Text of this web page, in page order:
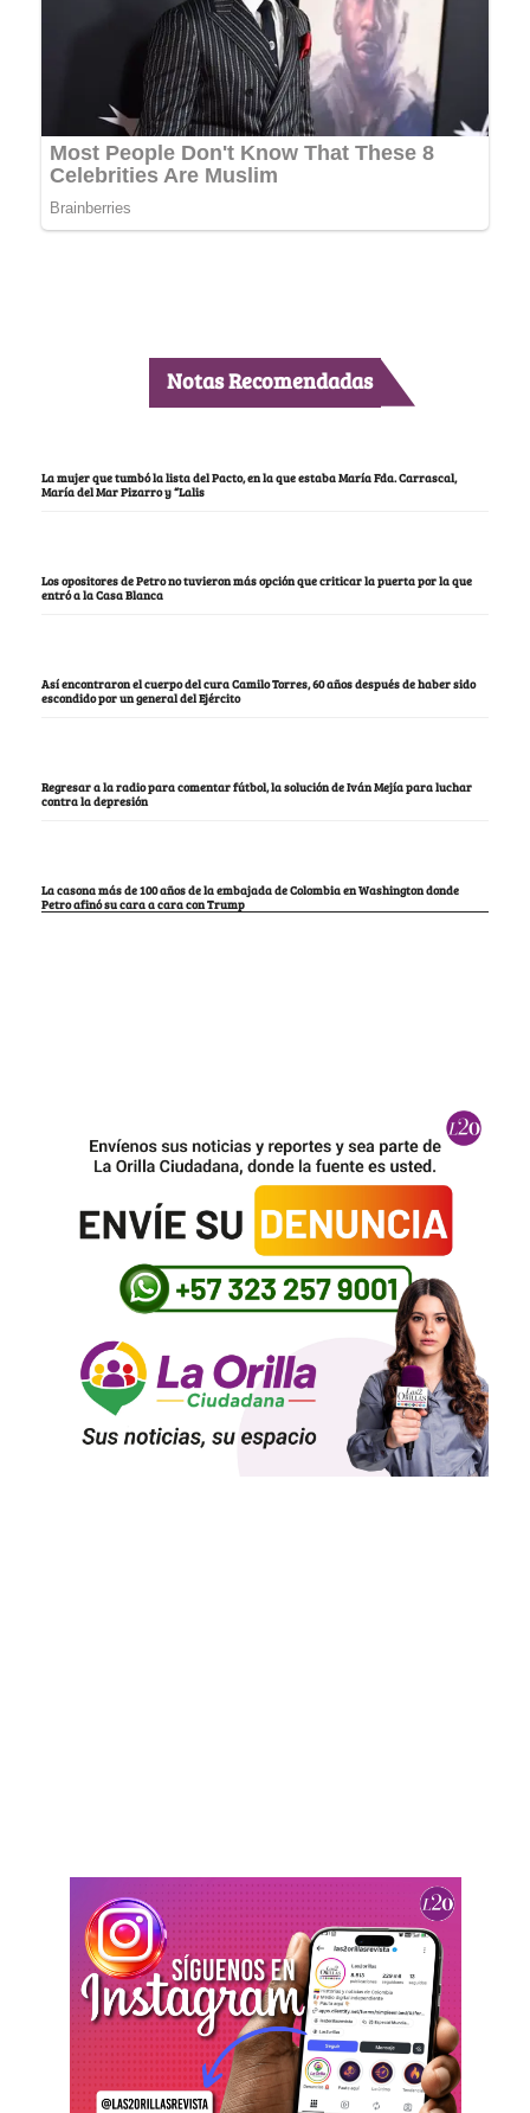
Notas Recomendadas
La mujer que tumbó la lista del Pacto, en la que estaba María Fda. Carrascal,
María del Mar Pizarro y “Lalis
Los opositores de Petro no tuvieron más opción que criticar la puerta por la que
entró a la Casa Blanca
Así encontraron el cuerpo del cura Camilo Torres, 60 años después de haber sido
escondido por un general del Ejército
Regresar a la radio para comentar fútbol, la solución de Iván Mejía para luchar
contra la depresión
La casona más de 100 años de la embajada de Colombia en Washington donde
Petro afinó su cara a cara con Trump